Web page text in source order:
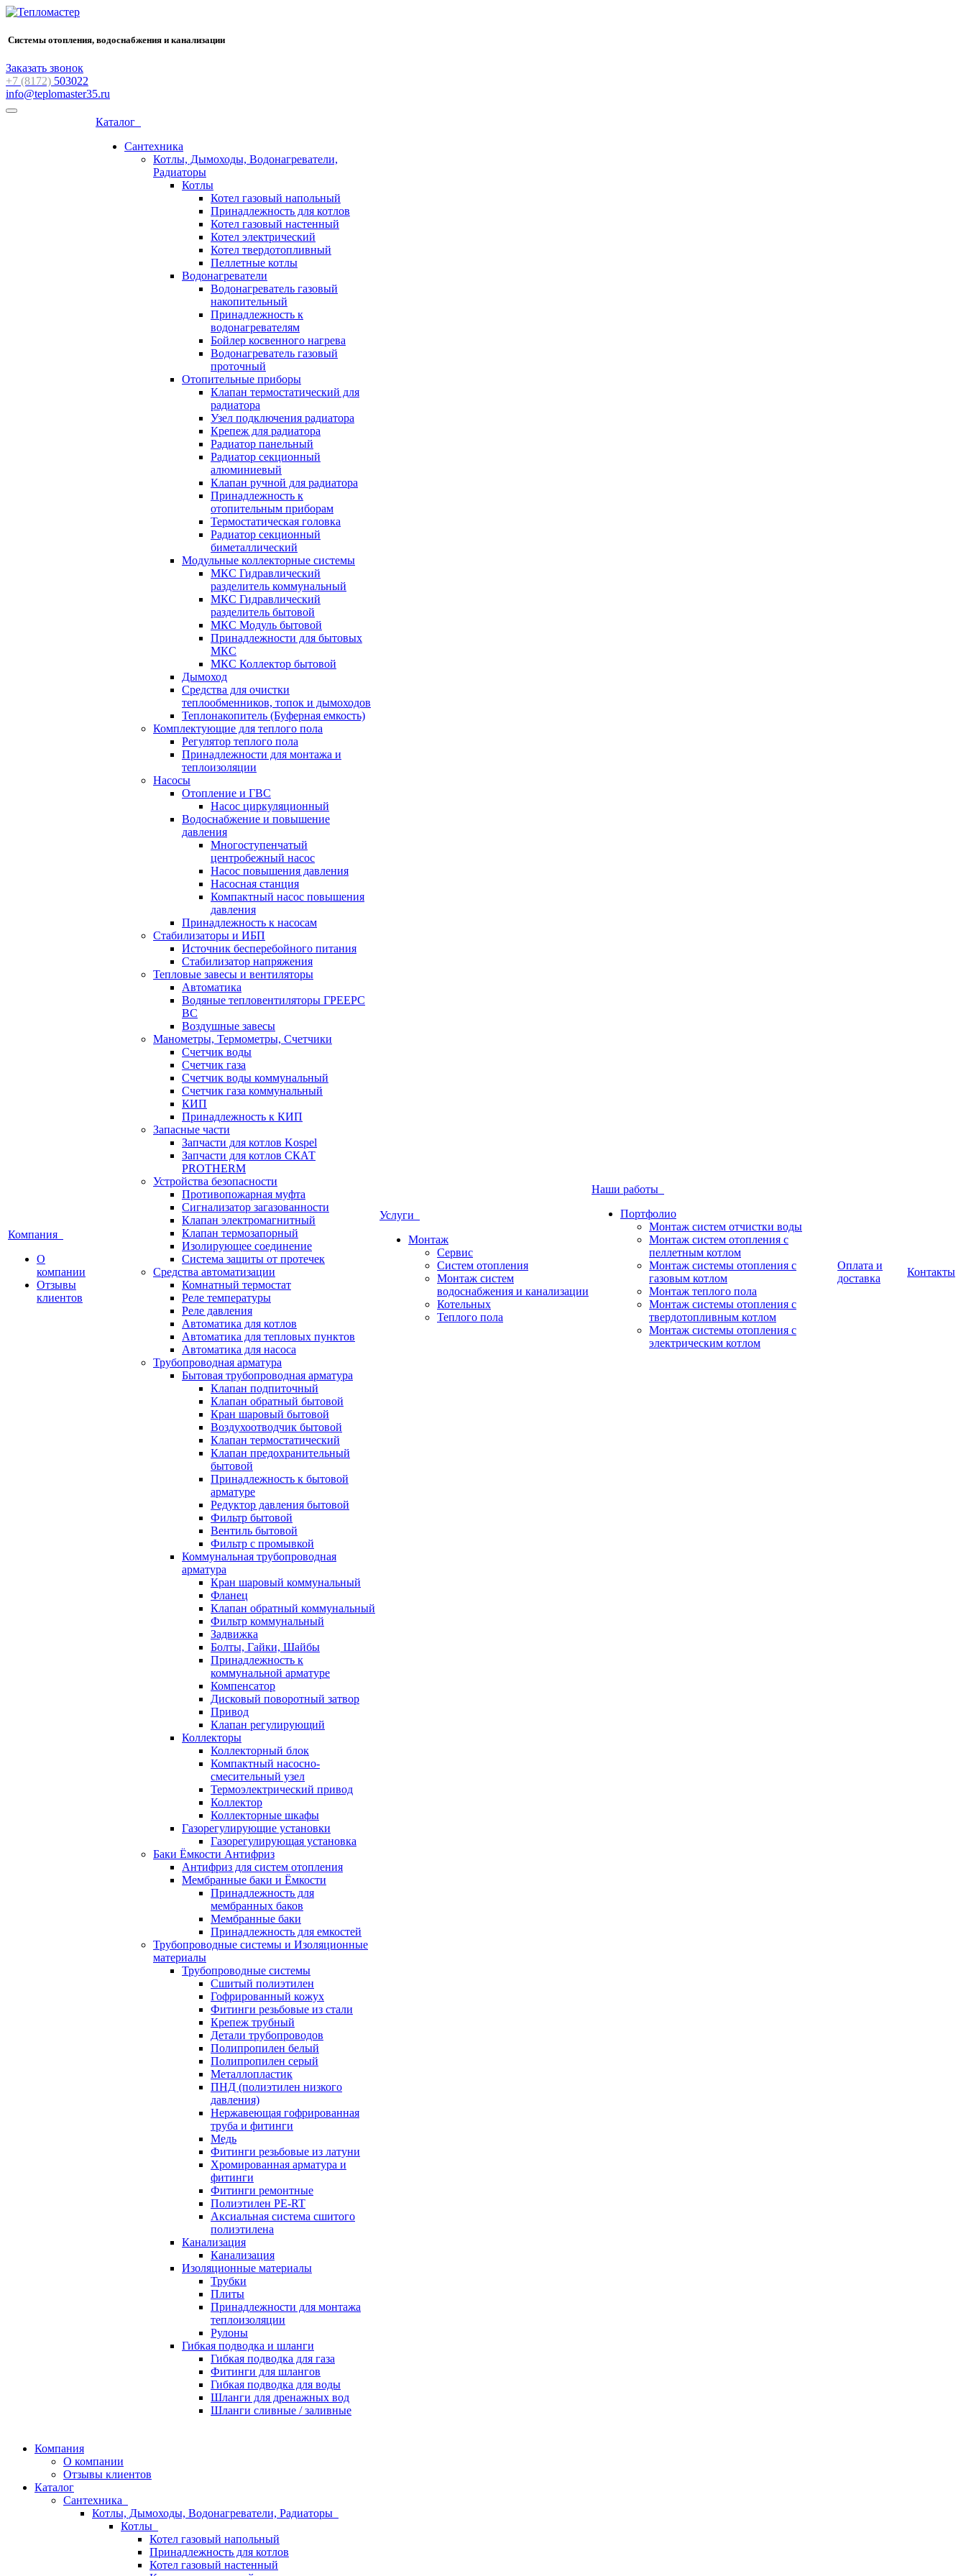
Системы отопления, водоснабжения и канализации
Заказать звонок
+7 (8172) 503022
info@teplomaster35.ru
Компания
О
компании
Отзывы
клиентов
Каталог
Сантехника
Котлы, Дымоходы, Водонагреватели,
Радиаторы
Котлы
Котел газовый напольный
Принадлежность для котлов
Котел газовый настенный
Котел электрический
Котел твердотопливный
Пеллетные котлы
Водонагреватели
Водонагреватель газовый
накопительный
Принадлежность к
водонагревателям
Бойлер косвенного нагрева
Водонагреватель газовый
проточный
Отопительные приборы
Клапан термостатический для
радиатора
Узел подключения радиатора
Крепеж для радиатора
Радиатор панельный
Радиатор секционный
алюминиевый
Клапан ручной для радиатора
Принадлежность к
отопительным приборам
Термостатическая головка
Радиатор секционный
биметаллический
Модульные коллекторные системы
МКС Гидравлический
разделитель коммунальный
МКС Гидравлический
разделитель бытовой
МКС Модуль бытовой
Принадлежности для бытовых
МКС
МКС Коллектор бытовой
Дымоход
Средства для очистки
теплообменников, топок и дымоходов
Теплонакопитель (Буферная емкость)
Комплектующие для теплого пола
Регулятор теплого пола
Принадлежности для монтажа и
теплоизоляции
Насосы
Отопление и ГВС
Насос циркуляционный
Водоснабжение и повышение
давления
Многоступенчатый
центробежный насос
Насос повышения давления
Насосная станция
Компактный насос повышения
давления
Принадлежность к насосам
Стабилизаторы и ИБП
Источник бесперебойного питания
Стабилизатор напряжения
Тепловые завесы и вентиляторы
Автоматика
Водяные тепловентиляторы ГРЕЕРС
ВС
Воздушные завесы
Манометры, Термометры, Счетчики
Счетчик воды
Счетчик газа
Счетчик воды коммунальный
Счетчик газа коммунальный
КИП
Принадлежность к КИП
Запасные части
Запчасти для котлов Kospel
Запчасти для котлов СКАТ
PROTHERM
Устройства безопасности
Противопожарная муфта
Сигнализатор загазованности
Клапан электромагнитный
Клапан термозапорный
Изолирующее соединение
Система защиты от протечек
Средства автоматизации
Комнатный термостат
Реле температуры
Реле давления
Автоматика для котлов
Автоматика для тепловых пунктов
Автоматика для насоса
Трубопроводная арматура
Бытовая трубопроводная арматура
Клапан подпиточный
Клапан обратный бытовой
Кран шаровый бытовой
Воздухоотводчик бытовой
Клапан термостатический
Клапан предохранительный
бытовой
Принадлежность к бытовой
арматуре
Редуктор давления бытовой
Фильтр бытовой
Вентиль бытовой
Фильтр с промывкой
Коммунальная трубопроводная
арматура
Кран шаровый коммунальный
Фланец
Клапан обратный коммунальный
Фильтр коммунальный
Задвижка
Болты, Гайки, Шайбы
Принадлежность к
коммунальной арматуре
Компенсатор
Дисковый поворотный затвор
Привод
Клапан регулирующий
Коллекторы
Коллекторный блок
Компактный насосно-
смесительный узел
Термоэлектрический привод
Коллектор
Коллекторные шкафы
Газорегулирующие установки
Газорегулирующая установка
Баки Ёмкости Антифриз
Антифриз для систем отопления
Мембранные баки и Ёмкости
Принадлежность для
мембранных баков
Мембранные баки
Принадлежность для емкостей
Трубопроводные системы и Изоляционные
материалы
Трубопроводные системы
Сшитый полиэтилен
Гофрированный кожух
Фитинги резьбовые из стали
Крепеж трубный
Детали трубопроводов
Полипропилен белый
Полипропилен серый
Металлопластик
ПНД (полиэтилен низкого
давления)
Нержавеющая гофрированная
труба и фитинги
Медь
Фитинги резьбовые из латуни
Хромированная арматура и
фитинги
Фитинги ремонтные
Полиэтилен PE-RT
Аксиальная система сшитого
полиэтилена
Канализация
Канализация
Изоляционные материалы
Трубки
Плиты
Принадлежности для монтажа
теплоизоляции
Рулоны
Гибкая подводка и шланги
Гибкая подводка для газа
Фитинги для шлангов
Гибкая подводка для воды
Шланги для дренажных вод
Шланги сливные / заливные
Услуги
Монтаж
Сервис
Систем отопления
Монтаж систем
водоснабжения и канализации
Котельных
Теплого пола
Наши работы
Портфолио
Монтаж систем отчистки воды
Монтаж систем отопления с
пеллетным котлом
Монтаж системы отопления с
газовым котлом
Монтаж теплого пола
Монтаж системы отопления с
твердотопливным котлом
Монтаж системы отопления с
электрическим котлом
Оплата и
доставка
Контакты
Компания
О компании
Отзывы клиентов
Каталог
Сантехника
Котлы, Дымоходы, Водонагреватели, Радиаторы
Котлы
Котел газовый напольный
Принадлежность для котлов
Котел газовый настенный